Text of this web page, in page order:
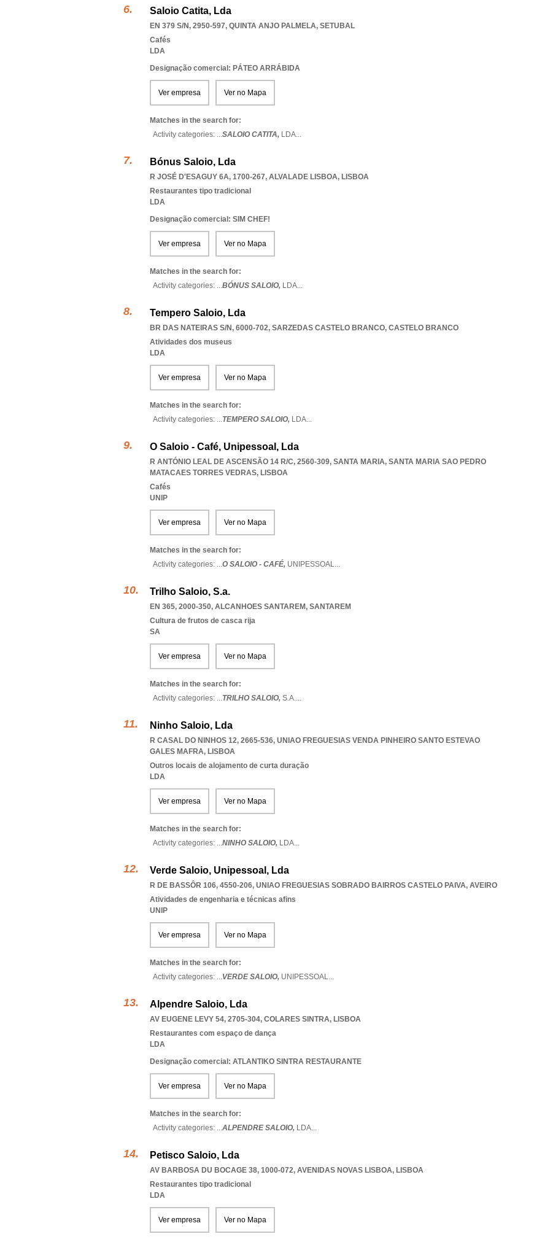
Saloio Catita, Lda
EN 379 S/N, 2950-597, QUINTA ANJO PALMELA, SETUBAL
Cafés
LDA
Designação comercial: PÁTEO ARRÁBIDA
Ver empresa Ver no Mapa
Matches in the search for:
Activity categories: ...SALOIO CATITA, LDA...
Bónus Saloio, Lda
R JOSÉ D'ESAGUY 6A, 1700-267, ALVALADE LISBOA, LISBOA
Restaurantes tipo tradicional
LDA
Designação comercial: SIM CHEF!
Ver empresa Ver no Mapa
Matches in the search for:
Activity categories: ...BÓNUS SALOIO, LDA...
Tempero Saloio, Lda
BR DAS NATEIRAS S/N, 6000-702, SARZEDAS CASTELO BRANCO, CASTELO BRANCO
Atividades dos museus
LDA
Ver empresa Ver no Mapa
Matches in the search for:
Activity categories: ...TEMPERO SALOIO, LDA...
O Saloio - Café, Unipessoal, Lda
R ANTÓNIO LEAL DE ASCENSÃO 14 R/C, 2560-309, SANTA MARIA, SANTA MARIA SAO PEDRO
MATACAES TORRES VEDRAS, LISBOA
Cafés
UNIP
Ver empresa Ver no Mapa
Matches in the search for:
Activity categories: ...O SALOIO - CAFÉ, UNIPESSOAL...
Trilho Saloio, S.a.
EN 365, 2000-350, ALCANHOES SANTAREM, SANTAREM
Cultura de frutos de casca rija
SA
Ver empresa Ver no Mapa
Matches in the search for:
Activity categories: ...TRILHO SALOIO, S.A....
Ninho Saloio, Lda
R CASAL DO NINHOS 12, 2665-536, UNIAO FREGUESIAS VENDA PINHEIRO SANTO ESTEVAO
GALES MAFRA, LISBOA
Outros locais de alojamento de curta duração
LDA
Ver empresa Ver no Mapa
Matches in the search for:
Activity categories: ...NINHO SALOIO, LDA...
Verde Saloio, Unipessoal, Lda
R DE BASSÔR 106, 4550-206, UNIAO FREGUESIAS SOBRADO BAIRROS CASTELO PAIVA, AVEIRO
Atividades de engenharia e técnicas afins
UNIP
Ver empresa Ver no Mapa
Matches in the search for:
Activity categories: ...VERDE SALOIO, UNIPESSOAL...
Alpendre Saloio, Lda
AV EUGENE LEVY 54, 2705-304, COLARES SINTRA, LISBOA
Restaurantes com espaço de dança
LDA
Designação comercial: ATLANTIKO SINTRA RESTAURANTE
Ver empresa Ver no Mapa
Matches in the search for:
Activity categories: ...ALPENDRE SALOIO, LDA...
Petisco Saloio, Lda
AV BARBOSA DU BOCAGE 38, 1000-072, AVENIDAS NOVAS LISBOA, LISBOA
Restaurantes tipo tradicional
LDA
Ver empresa Ver no Mapa